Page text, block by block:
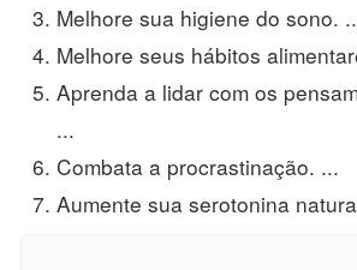
Melhore sua higiene do sono.
Melhore seus hábitos
Aprenda a lidar com os
...
Combata a procrastinação. ...
Aumente sua serotonina